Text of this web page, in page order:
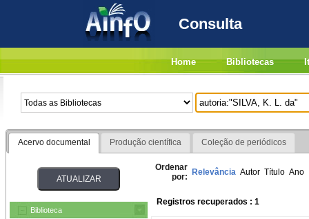
Consulta
Home Bibliotecas
Acervo documental Produção científica Coleção de periódicos
Biblioteca
Ordenar
por: Relevância Autor Título Ano
Registros recuperados : 1